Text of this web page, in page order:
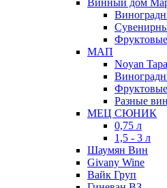
Винный дом
МАП
Noyan
Разные
МЕЦ СЮНИК
0,75 л
1,5 - 3 л
Шаумян Вин
Givany Wine
Вайк Груп